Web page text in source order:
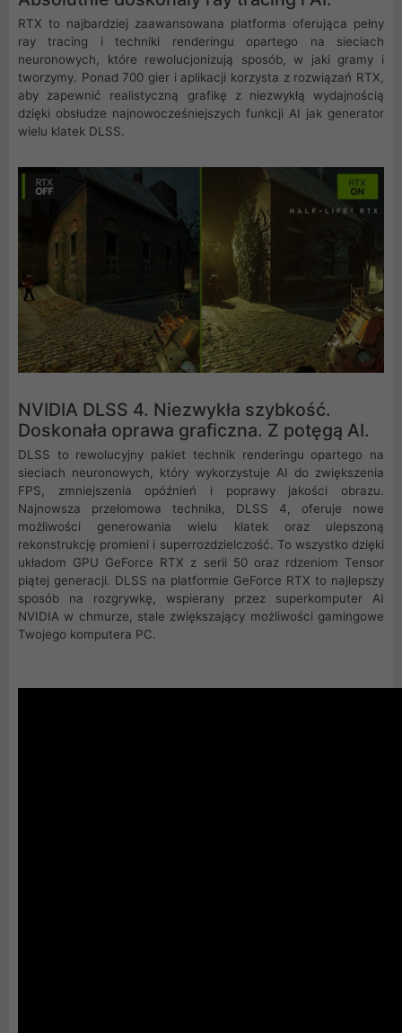
RTX to najbardziej zaawansowana platforma oferująca pełny
ray tracing i techniki renderingu opartego na sieciach
neuronowych, które rewolucjonizują sposób, w jaki gramy i
tworzymy. Ponad 700 gier i aplikacji korzysta z rozwiązań RTX,
aby zapewnić realistyczną grafikę z niezwykłą wydajnością
dzięki obsłudze najnowocześniejszych funkcji AI jak generator
wielu klatek DLSS.
NVIDIA DLSS 4. Niezwykła szybkość.
Doskonała oprawa graficzna. Z potęgą AI.
DLSS to rewolucyjny pakiet technik renderingu opartego na
sieciach neuronowych, który wykorzystuje AI do zwiększenia
FPS, zmniejszenia opóźnień i poprawy jakości obrazu.
‌Najnowsza przełomowa technika, DLSS 4, oferuje nowe
możliwości generowania wielu klatek oraz ulepszoną
rekonstrukcję promieni i superrozdzielczość. To wszystko dzięki
układom GPU GeForce RTX z serii 50 oraz rdzeniom Tensor
piątej generacji. DLSS na platformie GeForce RTX to najlepszy
sposób na rozgrywkę, wspierany przez superkomputer AI
NVIDIA w chmurze, stale zwiększający możliwości gamingowe
Twojego komputera PC.